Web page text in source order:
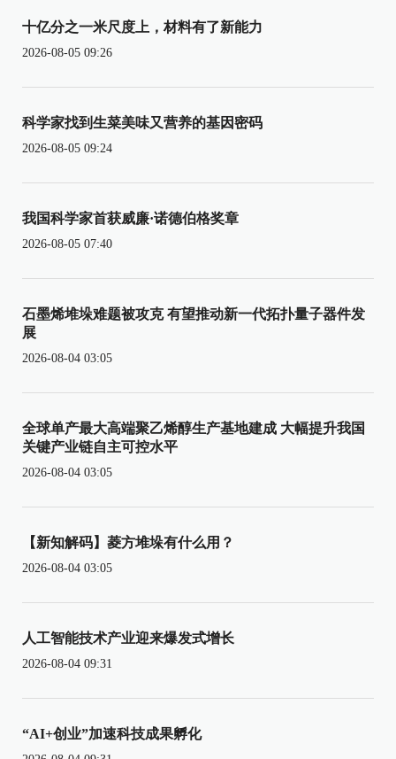
十亿分之一米尺度上，材料有了新能力
2026-08-05 09:26
科学家找到生菜美味又营养的基因密码
2026-08-05 09:24
我国科学家首获威廉·诺德伯格奖章
2026-08-05 07:40
石墨烯堆垛难题被攻克 有望推动新一代拓扑量子器件发
展
2026-08-04 03:05
全球单产最大高端聚乙烯醇生产基地建成 大幅提升我国
关键产业链自主可控水平
2026-08-04 03:05
【新知解码】菱方堆垛有什么用？
2026-08-04 03:05
人工智能技术产业迎来爆发式增长
2026-08-04 09:31
“AI+创业”加速科技成果孵化